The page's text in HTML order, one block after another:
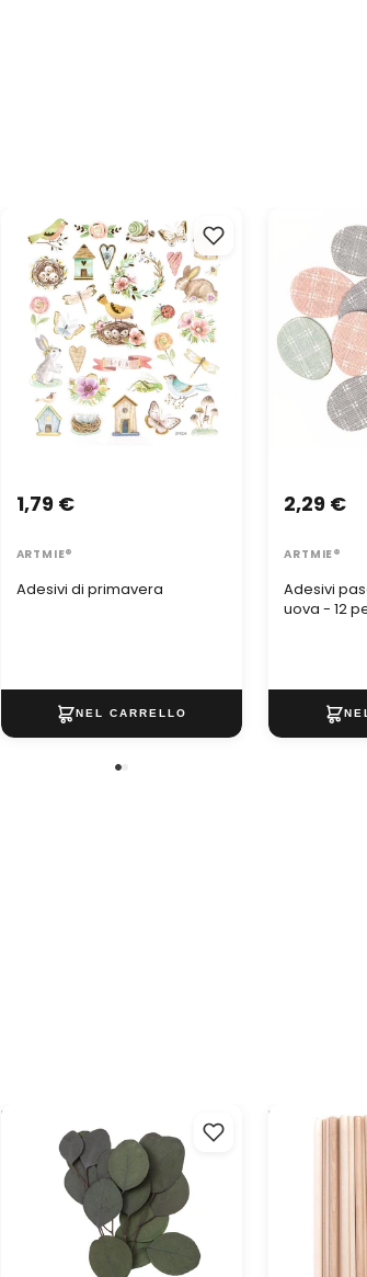
Adesivi di primavera
Adesivi di primavera
1,79 €
ARTMIE®
Adesivi
- 12 pezzi
Adesivi
uova - 12
2,29 €
ARTMIE®
Eucalipto Populus stabilizzato -
Verde / 4 steli, 20 cm
Bastoncini
Natural 50